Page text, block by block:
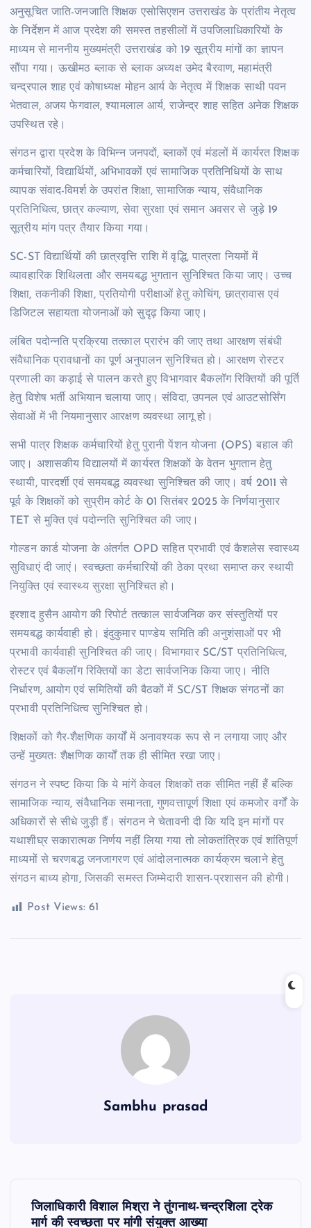
अनुसूचित जाति-जनजाति शिक्षक एसोसिएशन उत्तराखंड के प्रांतीय नेतृत्व
के निर्देशन में आज प्रदेश की समस्त तहसीलों में उपजिलाधिकारियों के
माध्यम से माननीय मुख्यमंत्री उत्तराखंड को 19 सूत्रीय मांगों का ज्ञापन
सौंपा गया। ऊखीमठ ब्लाक से ब्लाक अध्यक्ष उमेद बैरवाण, महामंत्री
चन्द्रपाल शाह एवं कोषाध्यक्ष मोहन आर्य के नेतृत्व में शिक्षक साथी पवन
भेतवाल, अजय फेगवाल, श्यामलाल आर्य, राजेन्द्र शाह सहित अनेक शिक्षक
उपस्थित रहे।
संगठन द्वारा प्रदेश के विभिन्न जनपदों, ब्लाकों एवं मंडलों में कार्यरत शिक्षक
कर्मचारियों, विद्यार्थियों, अभिभावकों एवं सामाजिक प्रतिनिधियों के साथ
व्यापक संवाद-विमर्श के उपरांत शिक्षा, सामाजिक न्याय, संवैधानिक
प्रतिनिधित्व, छात्र कल्याण, सेवा सुरक्षा एवं समान अवसर से जुड़े 19
सूत्रीय मांग पत्र तैयार किया गया।
SC-ST विद्यार्थियों की छात्रवृत्ति राशि में वृद्धि, पात्रता नियमों में
व्यावहारिक शिथिलता और समयबद्ध भुगतान सुनिश्चित किया जाए। उच्च
शिक्षा, तकनीकी शिक्षा, प्रतियोगी परीक्षाओं हेतु कोचिंग, छात्रावास एवं
डिजिटल सहायता योजनाओं को सुदृढ़ किया जाए।
लंबित पदोन्नति प्रक्रिया तत्काल प्रारंभ की जाए तथा आरक्षण संबंधी
संवैधानिक प्रावधानों का पूर्ण अनुपालन सुनिश्चित हो। आरक्षण रोस्टर
प्रणाली का कड़ाई से पालन करते हुए विभागवार बैकलॉग रिक्तियों की पूर्ति
हेतु विशेष भर्ती अभियान चलाया जाए। संविदा, उपनल एवं आउटसोर्सिंग
सेवाओं में भी नियमानुसार आरक्षण व्यवस्था लागू हो।
सभी पात्र शिक्षक कर्मचारियों हेतु पुरानी पेंशन योजना (OPS) बहाल की
जाए। अशासकीय विद्यालयों में कार्यरत शिक्षकों के वेतन भुगतान हेतु
स्थायी, पारदर्शी एवं समयबद्ध व्यवस्था सुनिश्चित की जाए। वर्ष 2011 से
पूर्व के शिक्षकों को सुप्रीम कोर्ट के 01 सितंबर 2025 के निर्णयानुसार
TET से मुक्ति एवं पदोन्नति सुनिश्चित की जाए।
गोल्डन कार्ड योजना के अंतर्गत OPD सहित प्रभावी एवं कैशलेस स्वास्थ्य
सुविधाएं दी जाएं। स्वच्छता कर्मचारियों की ठेका प्रथा समाप्त कर स्थायी
नियुक्ति एवं स्वास्थ्य सुरक्षा सुनिश्चित हो।
इरशाद हुसैन आयोग की रिपोर्ट तत्काल सार्वजनिक कर संस्तुतियों पर
समयबद्ध कार्यवाही हो। इंदुकुमार पाण्डेय समिति की अनुशंसाओं पर भी
प्रभावी कार्यवाही सुनिश्चित की जाए। विभागवार SC/ST प्रतिनिधित्व,
रोस्टर एवं बैकलॉग रिक्तियों का डेटा सार्वजनिक किया जाए। नीति
निर्धारण, आयोग एवं समितियों की बैठकों में SC/ST शिक्षक संगठनों का
प्रभावी प्रतिनिधित्व सुनिश्चित हो।
शिक्षकों को गैर-शैक्षणिक कार्यों में अनावश्यक रूप से न लगाया जाए और
उन्हें मुख्यतः शैक्षणिक कार्यों तक ही सीमित रखा जाए।
संगठन ने स्पष्ट किया कि ये मांगें केवल शिक्षकों तक सीमित नहीं हैं बल्कि
सामाजिक न्याय, संवैधानिक समानता, गुणवत्तापूर्ण शिक्षा एवं कमजोर वर्गों के
अधिकारों से सीधे जुड़ी हैं। संगठन ने चेतावनी दी कि यदि इन मांगों पर
यथाशीघ्र सकारात्मक निर्णय नहीं लिया गया तो लोकतांत्रिक एवं शांतिपूर्ण
माध्यमों से चरणबद्ध जनजागरण एवं आंदोलनात्मक कार्यक्रम चलाने हेतु
संगठन बाध्य होगा, जिसकी समस्त जिम्मेदारी शासन-प्रशासन की होगी।
Post Views: 61
Sambhu prasad
जिलाधिकारी विशाल मिश्रा ने तुंगनाथ-चन्द्रशिला ट्रेक
मार्ग की स्वच्छता पर मांगी संयुक्त आख्या